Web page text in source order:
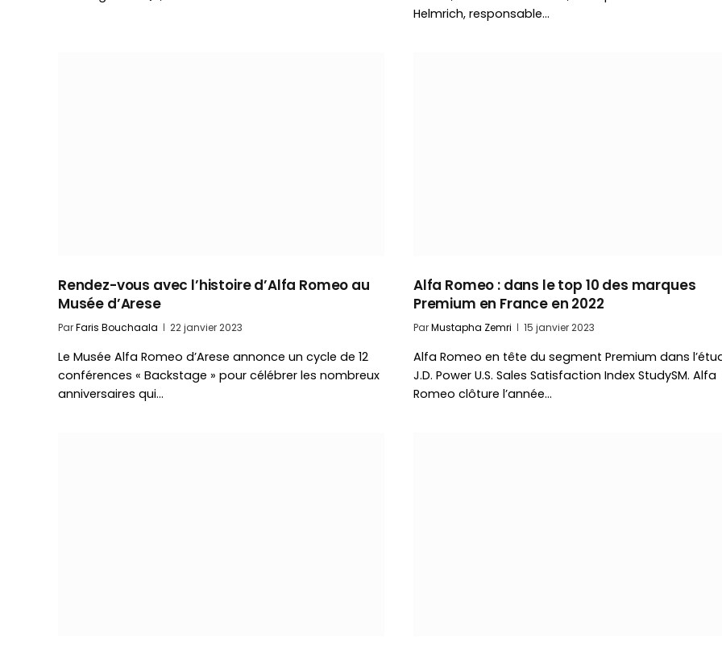
Helmrich, responsable…
Rendez-vous avec l’histoire d’Alfa Romeo au
Musée d’Arese
ParFaris Bouchaala 22 janvier 2023
Le Musée Alfa Romeo d’Arese annonce un cycle de 12
conférences « Backstage » pour célébrer les nombreux
anniversaires qui…
Alfa Romeo : dans le top 10 des marques
Premium en France en 2022
ParMustapha Zemri 15 janvier 2023
Alfa Romeo en tête du segment Premium dans
J.D. Power U.S. Sales Satisfaction Index StudySM. Alfa
Romeo clôture l’année…